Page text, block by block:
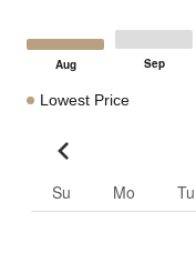
Lowest Price
Su Mo Tu